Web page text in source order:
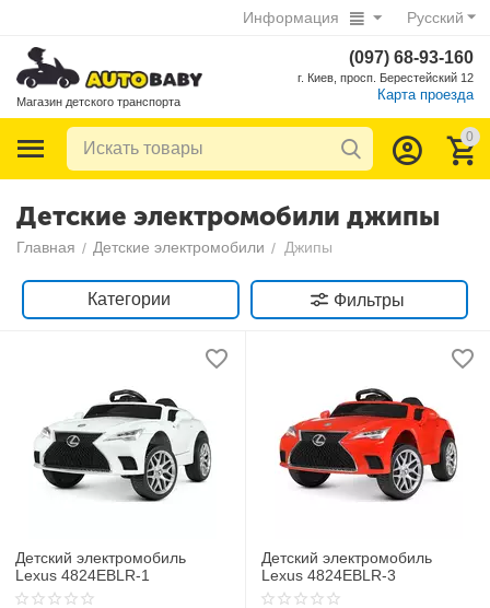
Русский
Информация
Магазин детского транспорта
(097) 68-93-160
г. Киев, просп. Берестейский 12
Карта проезда
0
Детские электромобили джипы
Главная / Детские электромобили / Джипы
Категории Фильтры
Детский электромобиль
Lexus 4824EBLR-1
Детский электромобиль
Lexus 4824EBLR-3